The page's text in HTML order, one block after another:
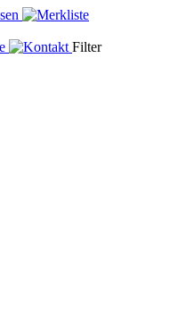
Filter